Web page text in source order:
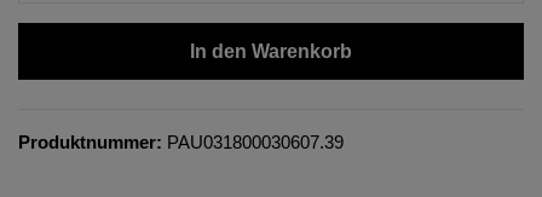
In den Warenkorb
Produktnummer: PAU031800030607.39